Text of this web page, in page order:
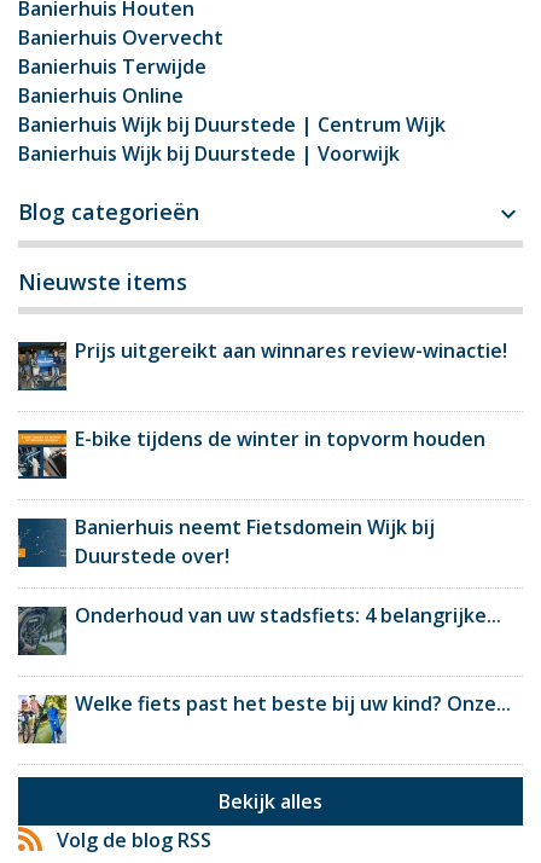
Banierhuis Houten
Banierhuis Overvecht
Banierhuis Terwijde
Banierhuis Online
Banierhuis Wijk bij Duurstede | Centrum Wijk
Banierhuis Wijk bij Duurstede | Voorwijk
Blog categorieën 
Nieuwste items
Prijs uitgereikt aan winnares review-winactie!
E-bike tijdens de winter in topvorm houden
Banierhuis neemt Fietsdomein Wijk bij
Duurstede over!
Onderhoud van uw stadsfiets: 4 belangrijke...
Welke fiets past het beste bij uw kind? Onze...
Bekijk alles
Volg de blog RSS